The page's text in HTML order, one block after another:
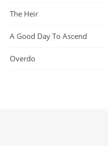
The Heir
A Good Day To Ascend
Overdo